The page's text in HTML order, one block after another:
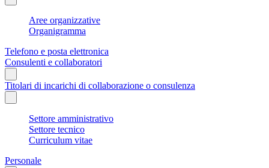
Aree organizzative
Organigramma
Telefono e posta elettronica
Consulenti e collaboratori
Titolari di incarichi di collaborazione o consulenza
Settore amministrativo
Settore tecnico
Curriculum vitae
Personale